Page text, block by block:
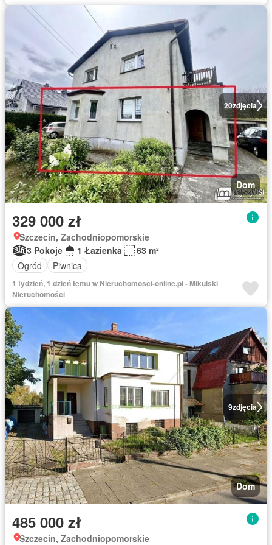
20zdjęcia
Dom
329 000 zł
Szczecin, Zachodniopomorskie
3 Pokoje
1 Łazienka
63 m²
Ogród
Piwnica
1 tydzień, 1 dzień temu w Nieruchomosci-online.pl - Mikulski
Nieruchomości
9zdjęcia
Dom
485 000 zł
Szczecin, Zachodniopomorskie